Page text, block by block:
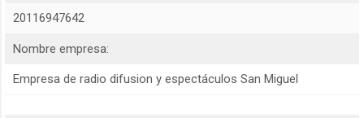
20116947642
Nombre empresa:
Empresa de radio difusion y espectáculos San Miguel